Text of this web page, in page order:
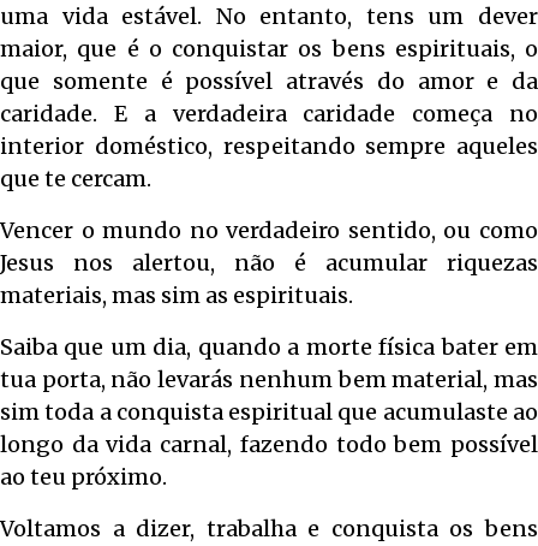
uma vida estável. No entanto, tens um dever
maior, que é o conquistar os bens espirituais, o
que somente é possível através do amor e da
caridade. E a verdadeira caridade começa no
interior doméstico, respeitando sempre aqueles
que te cercam.
Vencer o mundo no verdadeiro sentido, ou como
Jesus nos alertou, não é acumular riquezas
materiais, mas sim as espirituais.
Saiba que um dia, quando a morte física bater em
tua porta, não levarás nenhum bem material, mas
sim toda a conquista espiritual que acumulaste ao
longo da vida carnal, fazendo todo bem possível
ao teu próximo.
Voltamos a dizer, trabalha e conquista os bens